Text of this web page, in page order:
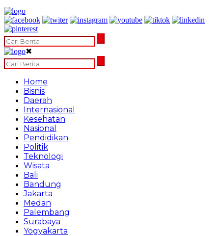
✖
Home
Bisnis
Daerah
Internasional
Kesehatan
Nasional
Pendidikan
Politik
Teknologi
Wisata
Bali
Bandung
Jakarta
Medan
Palembang
Surabaya
Yogyakarta